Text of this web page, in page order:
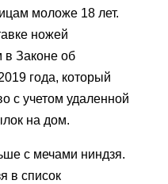
моложе 18 лет.
ножей
в Законе об
года, который
с учетом удаленной
на дом.
с мечами ниндзя.
в список